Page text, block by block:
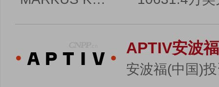
APTIV安波福
安波福(中国)